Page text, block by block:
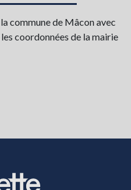
commune de Mâcon avec
coordonnées de la mairie